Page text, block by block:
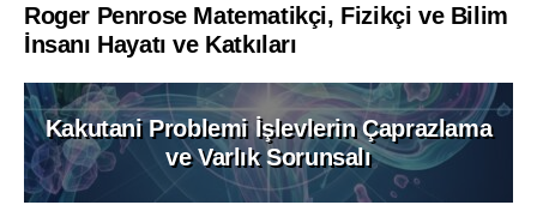
Roger Penrose Matematikçi, Fizikçi ve Bilim
İnsanı Hayatı ve Katkıları
Kakutani Problemi İşlevlerin Çaprazlama
ve Varlık Sorunsalı